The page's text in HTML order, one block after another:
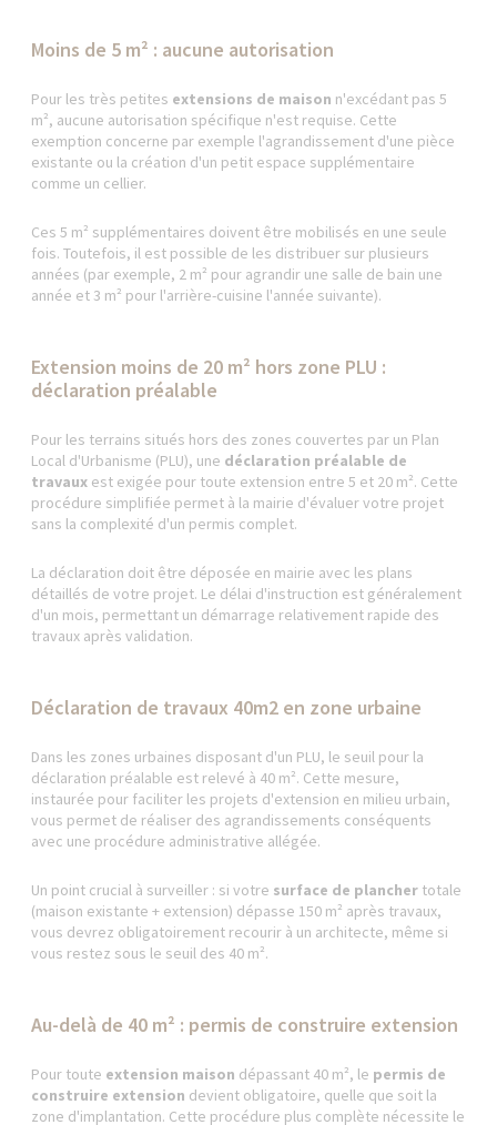
Moins de 5 m² : aucune autorisation
Pour les très petites extensions de maison n'excédant pas 5
m², aucune autorisation spécifique n'est requise. Cette
exemption concerne par exemple l'agrandissement d'une pièce
existante ou la création d'un petit espace supplémentaire
comme un cellier.
Ces 5 m² supplémentaires doivent être mobilisés en une seule
fois. Toutefois, il est possible de les distribuer sur plusieurs
années (par exemple, 2 m² pour agrandir une salle de bain une
année et 3 m² pour l'arrière-cuisine l'année suivante).
Extension moins de 20 m² hors zone PLU :
déclaration préalable
Pour les terrains situés hors des zones couvertes par un Plan
Local d'Urbanisme (PLU), une déclaration préalable de
travaux est exigée pour toute extension entre 5 et 20 m². Cette
procédure simplifiée permet à la mairie d'évaluer votre projet
sans la complexité d'un permis complet.
La déclaration doit être déposée en mairie avec les plans
détaillés de votre projet. Le délai d'instruction est généralement
d'un mois, permettant un démarrage relativement rapide des
travaux après validation.
Déclaration de travaux 40m2 en zone urbaine
Dans les zones urbaines disposant d'un PLU, le seuil pour la
déclaration préalable est relevé à 40 m². Cette mesure,
instaurée pour faciliter les projets d'extension en milieu urbain,
vous permet de réaliser des agrandissements conséquents
avec une procédure administrative allégée.
Un point crucial à surveiller : si votre surface de plancher totale
(maison existante + extension) dépasse 150 m² après travaux,
vous devrez obligatoirement recourir à un architecte, même si
vous restez sous le seuil des 40 m².
Au-delà de 40 m² : permis de construire extension
Pour toute extension maison dépassant 40 m², le permis de
construire extension devient obligatoire, quelle que soit la
zone d'implantation. Cette procédure plus complète nécessite le